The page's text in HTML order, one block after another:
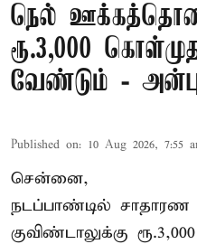
நெல்
ரூ.3,000
வேண்டும் -
Published on: 10 Aug 2026, 7:55
சென்னை,
நடப்பாண்டில்
குவிண்டாலுக்கு